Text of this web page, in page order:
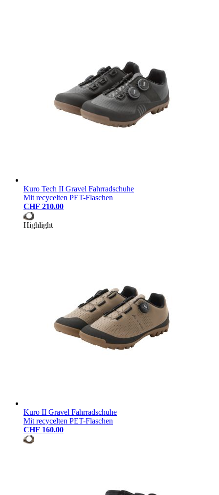
Kuro Tech II Gravel Fahrradschuhe
Mit recycelten PET-Flaschen
CHF 210.00
Highlight
Kuro II Gravel Fahrradschuhe
Mit recycelten PET-Flaschen
CHF 160.00